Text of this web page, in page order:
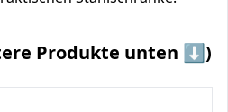
Produkte unten ⬇️)